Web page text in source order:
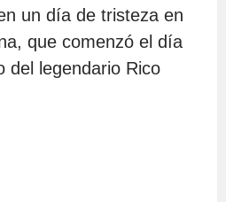
un día de tristeza en
que comenzó el día
del legendario Rico